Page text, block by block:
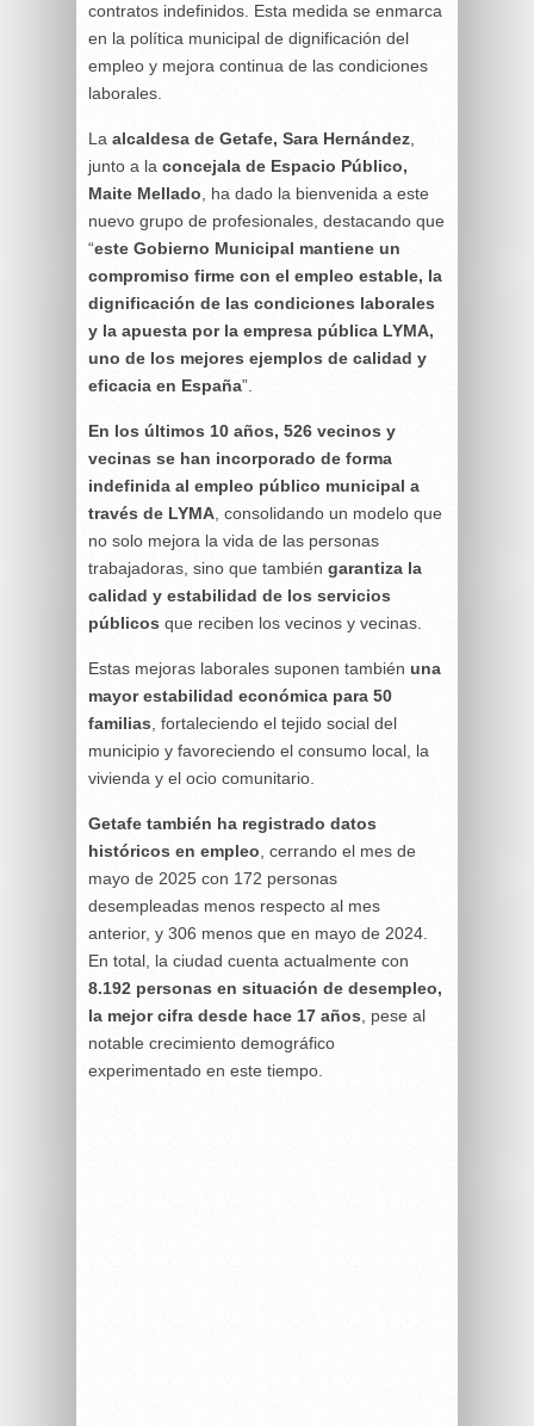
contratos indefinidos. Esta medida se enmarca
en la política municipal de dignificación del
empleo y mejora continua de las condiciones
laborales.
La alcaldesa de Getafe, Sara Hernández,
junto a la concejala de Espacio Público,
Maite Mellado, ha dado la bienvenida a este
nuevo grupo de profesionales, destacando que
“este Gobierno Municipal mantiene un
compromiso firme con el empleo estable, la
dignificación de las condiciones laborales
y la apuesta por la empresa pública LYMA,
uno de los mejores ejemplos de calidad y
eficacia en España”.
En los últimos 10 años, 526 vecinos y
vecinas se han incorporado de forma
indefinida al empleo público municipal a
través de LYMA, consolidando un modelo que
no solo mejora la vida de las personas
trabajadoras, sino que también garantiza la
calidad y estabilidad de los servicios
públicos que reciben los vecinos y vecinas.
Estas mejoras laborales suponen también una
mayor estabilidad económica para 50
familias, fortaleciendo el tejido social del
municipio y favoreciendo el consumo local, la
vivienda y el ocio comunitario.
Getafe también ha registrado datos
históricos en empleo, cerrando el mes de
mayo de 2025 con 172 personas
desempleadas menos respecto al mes
anterior, y 306 menos que en mayo de 2024.
En total, la ciudad cuenta actualmente con
8.192 personas en situación de desempleo,
la mejor cifra desde hace 17 años, pese al
notable crecimiento demográfico
experimentado en este tiempo.